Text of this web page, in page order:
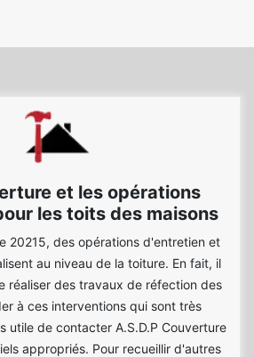
et les opérations
les toits des maisons
20215, des opérations d'entretien et
au niveau de la toiture. En fait, il
réaliser des travaux de réfection des
à ces interventions qui sont très
utile de contacter A.S.D.P Couverture
appropriés. Pour recueillir d'autres